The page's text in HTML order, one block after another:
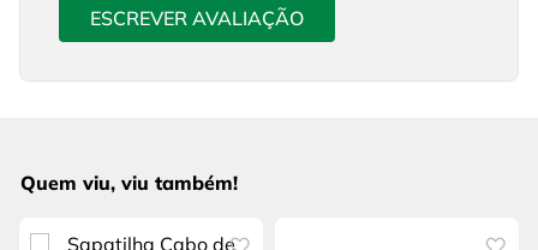
ESCREVER AVALIAÇÃO
Quem viu, viu também!